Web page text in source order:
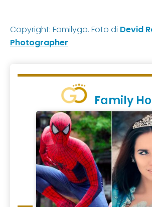
Copyright: Familygo. Foto di Devid
Photographer
Family